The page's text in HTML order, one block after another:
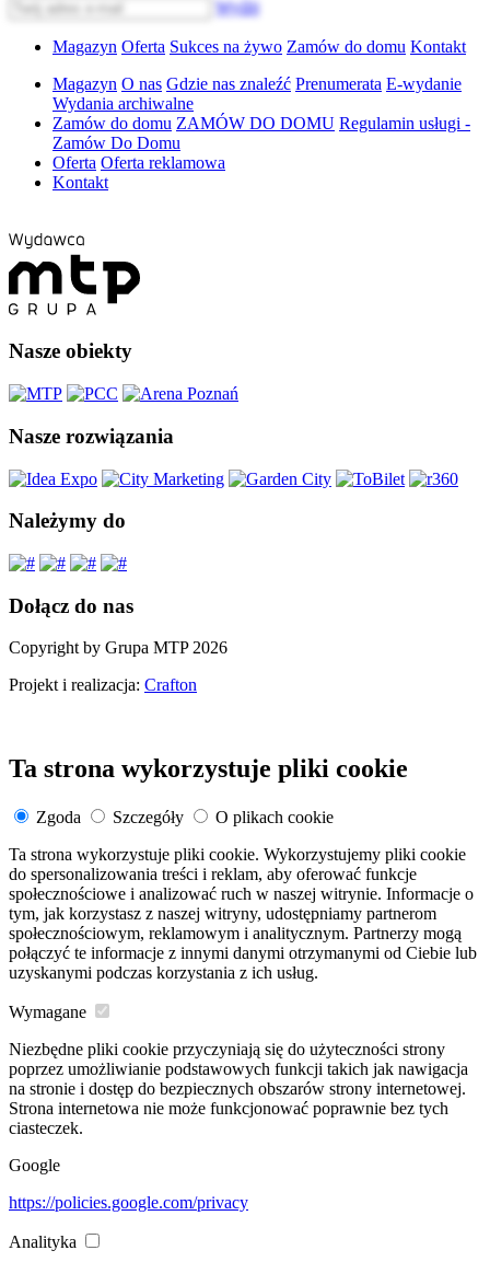
Wyślij
Magazyn Oferta Sukces na żywo Zamów do domu Kontakt
Magazyn O nas Gdzie nas znaleźć Prenumerata E-wydanie
Wydania archiwalne
Zamów do domu ZAMÓW DO DOMU Regulamin usługi -
Zamów Do Domu
Oferta Oferta reklamowa
Kontakt
Nasze obiekty
Nasze rozwiązania
Należymy do
Dołącz do nas
Copyright by Grupa MTP 2026
Projekt i realizacja: Crafton
Ta strona wykorzystuje pliki cookie
Zgoda Szczegóły
O plikach cookie
Ta strona wykorzystuje pliki cookie. Wykorzystujemy pliki cookie
do spersonalizowania treści i reklam, aby oferować funkcje
społecznościowe i analizować ruch w naszej witrynie. Informacje o
tym, jak korzystasz z naszej witryny, udostępniamy partnerom
społecznościowym, reklamowym i analitycznym. Partnerzy mogą
połączyć te informacje z innymi danymi otrzymanymi od Ciebie lub
uzyskanymi podczas korzystania z ich usług.
Wymagane
Niezbędne pliki cookie przyczyniają się do użyteczności strony
poprzez umożliwianie podstawowych funkcji takich jak nawigacja
na stronie i dostęp do bezpiecznych obszarów strony internetowej.
Strona internetowa nie może funkcjonować poprawnie bez tych
ciasteczek.
Google
https://policies.google.com/privacy
Analityka